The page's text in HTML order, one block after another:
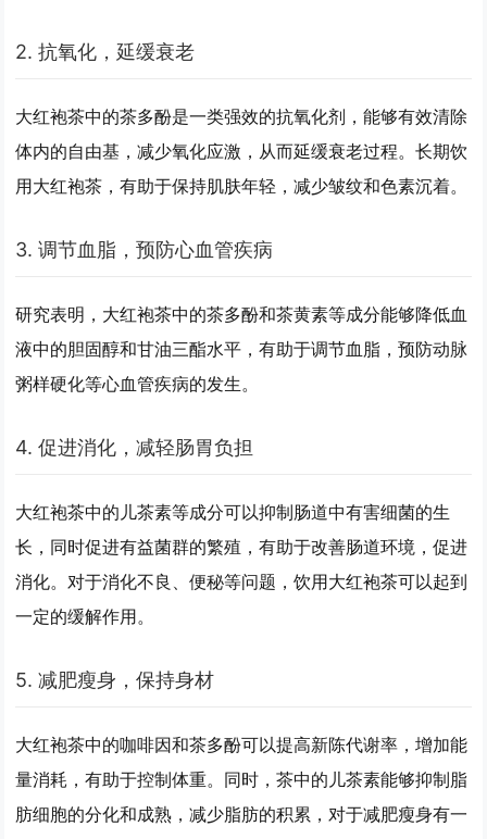
2. 抗氧化，延缓衰老
大红袍茶中的茶多酚是一类强效的抗氧化剂，能够有效清除
体内的自由基，减少氧化应激，从而延缓衰老过程。长期饮
用大红袍茶，有助于保持肌肤年轻，减少皱纹和色素沉着。
3. 调节血脂，预防心血管疾病
研究表明，大红袍茶中的茶多酚和茶黄素等成分能够降低血
液中的胆固醇和甘油三酯水平，有助于调节血脂，预防动脉
粥样硬化等心血管疾病的发生。
4. 促进消化，减轻肠胃负担
大红袍茶中的儿茶素等成分可以抑制肠道中有害细菌的生
长，同时促进有益菌群的繁殖，有助于改善肠道环境，促进
消化。对于消化不良、便秘等问题，饮用大红袍茶可以起到
一定的缓解作用。
5. 减肥瘦身，保持身材
大红袍茶中的咖啡因和茶多酚可以提高新陈代谢率，增加能
量消耗，有助于控制体重。同时，茶中的儿茶素能够抑制脂
肪细胞的分化和成熟，减少脂肪的积累，对于减肥瘦身有一